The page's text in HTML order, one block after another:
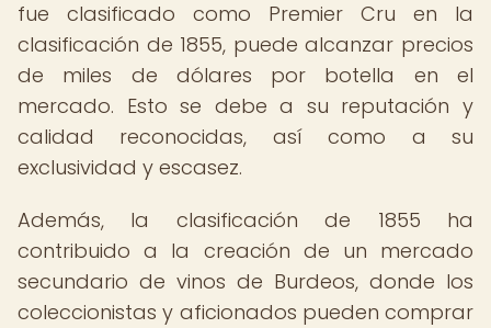
fue clasificado como Premier Cru en la
clasificación de 1855, puede alcanzar precios
de miles de dólares por botella en el
mercado. Esto se debe a su reputación y
calidad reconocidas, así como a su
exclusividad y escasez.
Además, la clasificación de 1855 ha
contribuido a la creación de un mercado
secundario de vinos de Burdeos, donde los
coleccionistas y aficionados pueden comprar